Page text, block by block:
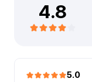
4.8
5.0